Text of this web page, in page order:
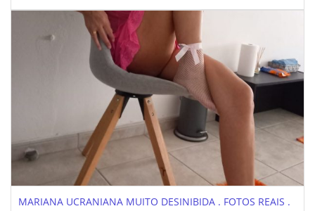
MARIANA UCRANIANA MUITO DESINIBIDA . FOTOS REAIS .